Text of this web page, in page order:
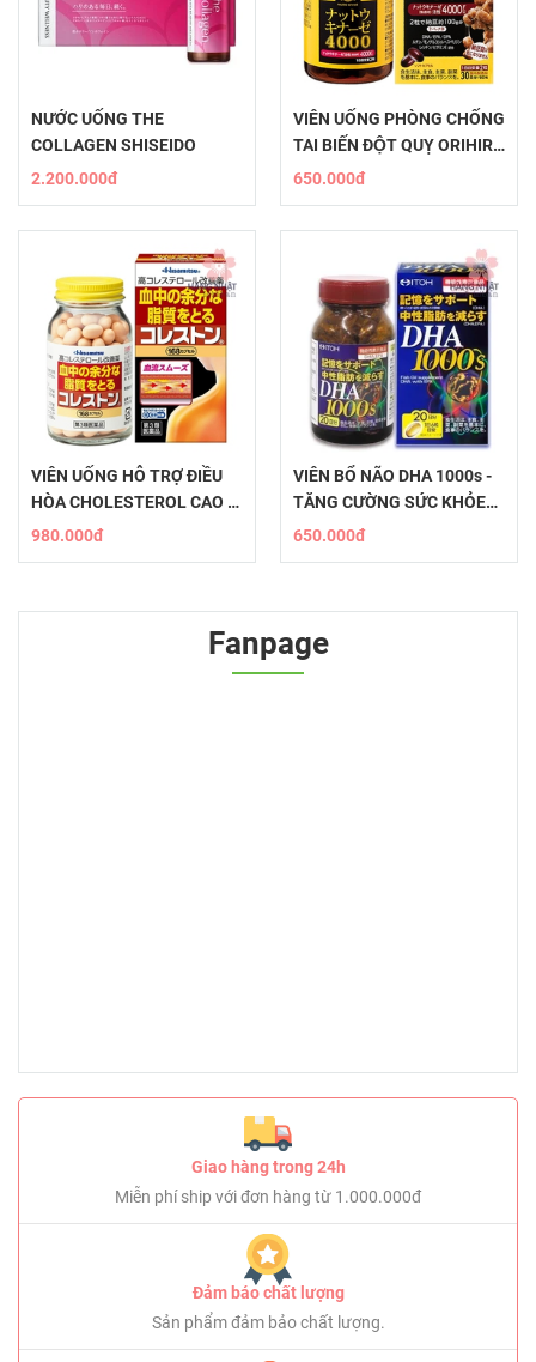
NƯỚC UỐNG THE
COLLAGEN SHISEIDO
2.200.000đ
VIÊN UỐNG PHÒNG CHỐNG
TAI BIẾN ĐỘT QUỴ ORIHIRO
NATTOKINASE 4000
650.000đ
VIÊN UỐNG HỖ TRỢ ĐIỀU
HÒA CHOLESTEROL CAO -
KOLESTON HISAMITSU
980.000đ
VIÊN BỔ NÃO DHA 1000s -
TĂNG CƯỜNG SỨC KHỎE
TINH THẦN
650.000đ
Fanpage
Giao hàng trong 24h
Miễn phí ship với đơn hàng từ 1.000.000đ
Đảm bảo chất lượng
Sản phẩm đảm bảo chất lượng.